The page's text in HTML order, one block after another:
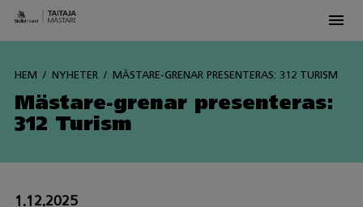
HEM NYHETER MÄSTARE-GRENAR PRESENTERAS: 312 TURISM
Mästare-grenar presenteras:
312 Turism
1.12.2025